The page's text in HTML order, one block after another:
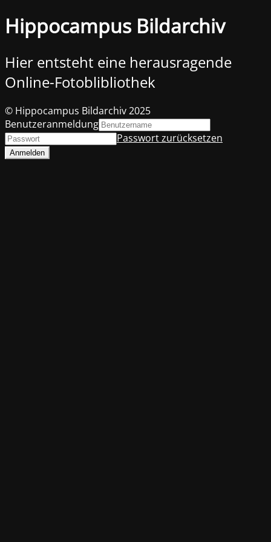
Hippocampus Bildarchiv
Hier entsteht eine herausragende
Online-Fotoblibliothek
© Hippocampus Bildarchiv 2025
Benutzeranmeldung
Passwort zurücksetzen